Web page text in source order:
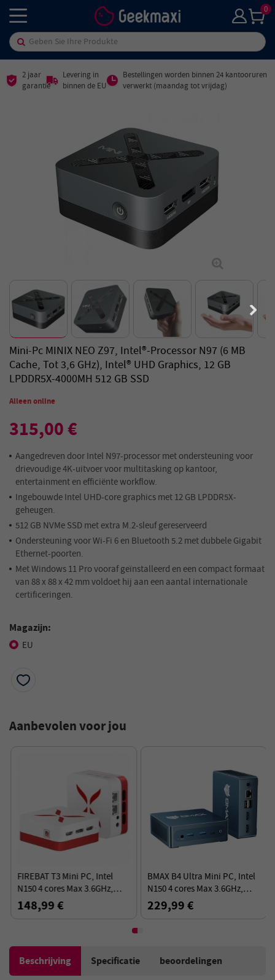
0
2 jaar
garantie
Levering in
binnen de EU
Bestellingen worden binnen 24 kantooruren
verwerkt (maandag tot vrijdag)
Mini-Pc MINIX NEO Z97, Intel®-Processor N97 (6 MB
Cache, Tot 3,6 GHz), Intel® UHD Graphics, 12 GB
LPDDR5X-4000MH 512 GB SSD
Alleen online
315,00 €
Aangedreven door Intel N97-processor met ondersteuning voor
drievoudige 4K-uitvoer voor multitasking op kantoor,
entertainment en efficiënte workflow.
Ingebouwde Intel UHD-core graphics met 12 GB LPDDR5X-
geheugen.
512 GB NVMe SSD met extra M.2-sleuf gereserveerd
Ondersteuning voor Wi-Fi 6 en Bluetooth 5.2 met dubbele Gigabit
Ethernet-poorten.
Met Windows 11 Pro vooraf geïnstalleerd en een compact formaat
van 88 x 88 x 42 mm voldoet hij aan een aantal internationale
certificeringen.
Magazijn:
EU
Aanbevolen voor jou
FIREBAT T3 Mini PC, Intel
N150 4 cores Max 3.6GHz,
12GB RAM 512GB SSD,
2*HDMI+DP drievoudig
148,99 €
BMAX B4 Ultra Mini PC, Intel
N150 4 cores Max 3.6GHz,
16GB RAM 512GB SSD,
2*HDMI scherm met twee
229,99 €
Beschrijving Specificatie beoordelingen